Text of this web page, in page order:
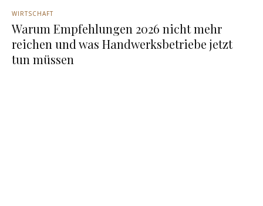
WIRTSCHAFT
Warum Empfehlungen 2026 nicht mehr
reichen und was Handwerksbetriebe jetzt
tun müssen